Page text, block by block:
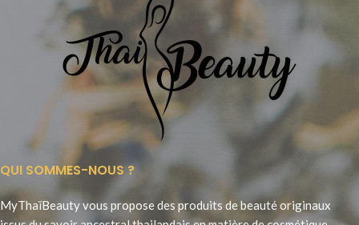
QUI SOMMES-NOUS ?
MyThaïBeauty vous propose des produits de beauté originaux